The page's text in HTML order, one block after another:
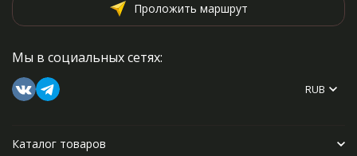
Проложить маршрут
Мы в социальных сетях:
RUB
Каталог товаров